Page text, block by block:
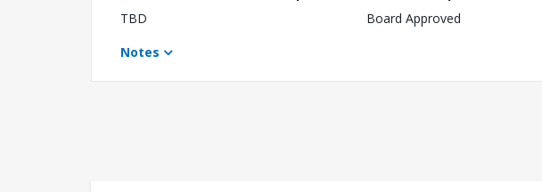
TBD
Board Approved
Notes